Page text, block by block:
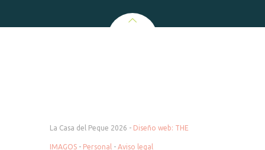
La Casa del Peque 2026 - Diseño web: THE
IMAGOS - Personal - Aviso legal